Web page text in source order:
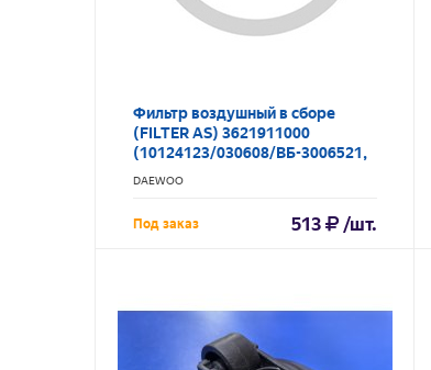
Фильтр воздушный в сборе
(FILTER AS) 3621911000
(10124123/030608/ВБ-3006521,
Корея, Daewoo)
DAEWOO
Под заказ 513 /шт.